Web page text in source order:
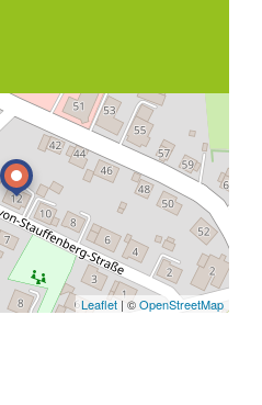
Leaflet | ©OpenStreetMap